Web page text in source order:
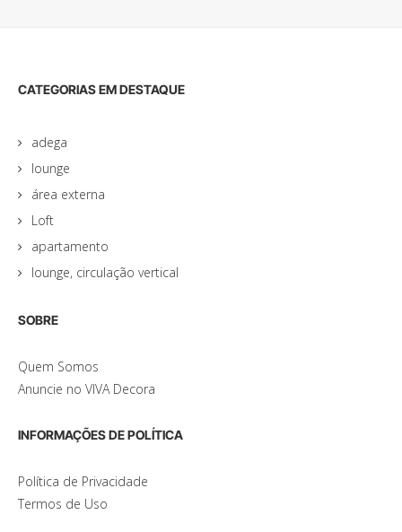
CATEGORIAS EM DESTAQUE
adega
lounge
área externa
Loft
apartamento
lounge, circulação vertical
SOBRE
Quem Somos
Anuncie no VIVA Decora
INFORMAÇÕES DE POLÍTICA
Política de Privacidade
Termos de Uso